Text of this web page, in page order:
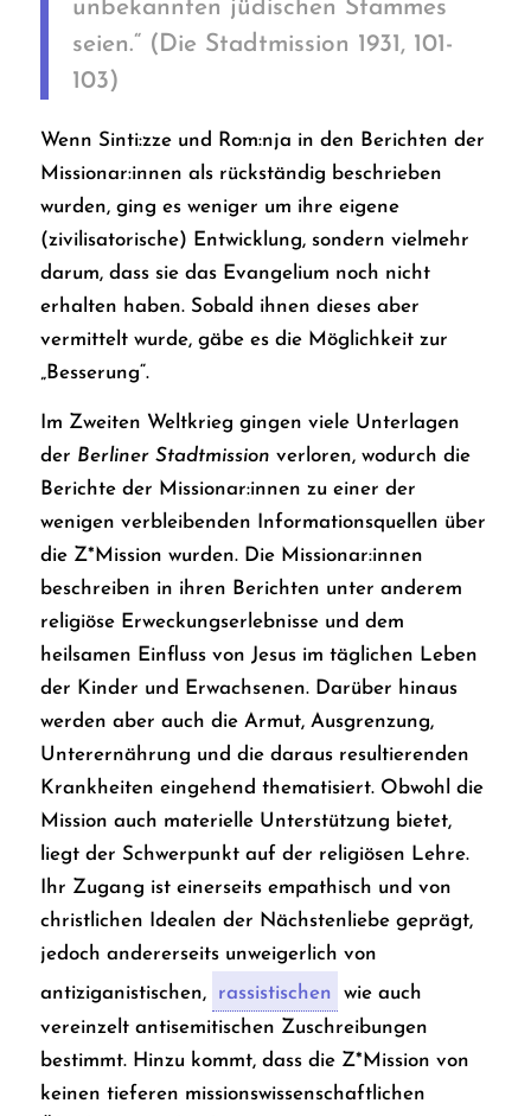
unbekannten jüdischen Stammes
seien.“ (Die Stadtmission 1931, 101-
103)
Wenn Sinti:zze und Rom:nja in den Berichten der
Missionar:innen als rückständig beschrieben
wurden, ging es weniger um ihre eigene
(zivilisatorische) Entwicklung, sondern vielmehr
darum, dass sie das Evangelium noch nicht
erhalten haben. Sobald ihnen dieses aber
vermittelt wurde, gäbe es die Möglichkeit zur
„Besserung“.
Im Zweiten Weltkrieg gingen viele Unterlagen
der Berliner Stadtmission verloren, wodurch die
Berichte der Missionar:innen zu einer der
wenigen verbleibenden Informationsquellen über
die Z*Mission wurden. Die Missionar:innen
beschreiben in ihren Berichten unter anderem
religiöse Erweckungserlebnisse und dem
heilsamen Einfluss von Jesus im täglichen Leben
der Kinder und Erwachsenen. Darüber hinaus
werden aber auch die Armut, Ausgrenzung,
Unterernährung und die daraus resultierenden
Krankheiten eingehend thematisiert. Obwohl die
Mission auch materielle Unterstützung bietet,
liegt der Schwerpunkt auf der religiösen Lehre.
Ihr Zugang ist einerseits empathisch und von
christlichen Idealen der Nächstenliebe geprägt,
jedoch andererseits unweigerlich von
antiziganistischen,
rassistischen
wie auch
vereinzelt antisemitischen Zuschreibungen
bestimmt. Hinzu kommt, dass die Z*Mission von
keinen tieferen missionswissenschaftlichen